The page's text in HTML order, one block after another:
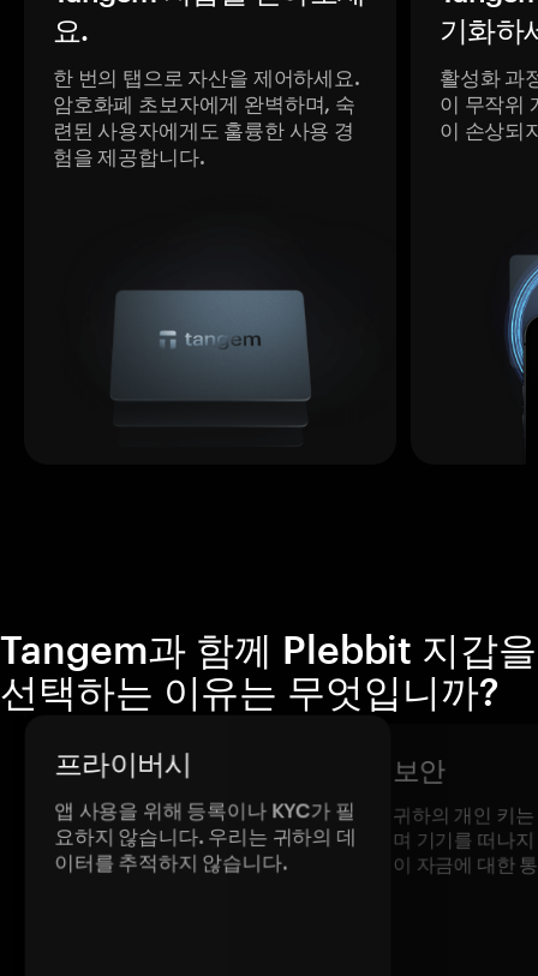
요.
한 번의 탭으로 자산을 제어하세요.
암호화폐 초보자에게 완벽하며, 숙
련된 사용자에게도 훌륭한 사용 경
험을 제공합니다.
기화하
활성화 과
이 무작위
이 손상되
Tangem과 함께 Plebbit 지갑을
선택하는 이유는 무엇입니까?
프라이버시
앱 사용을 위해 등록이나 KYC가 필
요하지 않습니다. 우리는 귀하의 데
이터를 추적하지 않습니다.
보안
귀하의 개인 키
며 기기를 떠나
이 자금에 대한